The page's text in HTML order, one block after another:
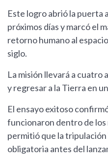
Este logro abrió la puerta
próximos días y marcó el
retorno humano al
siglo.
La misión llevará a cuatro
y regresar a la Tierra en
El ensayo exitoso
funcionaron dentro de
permitió que la
obligatoria antes del